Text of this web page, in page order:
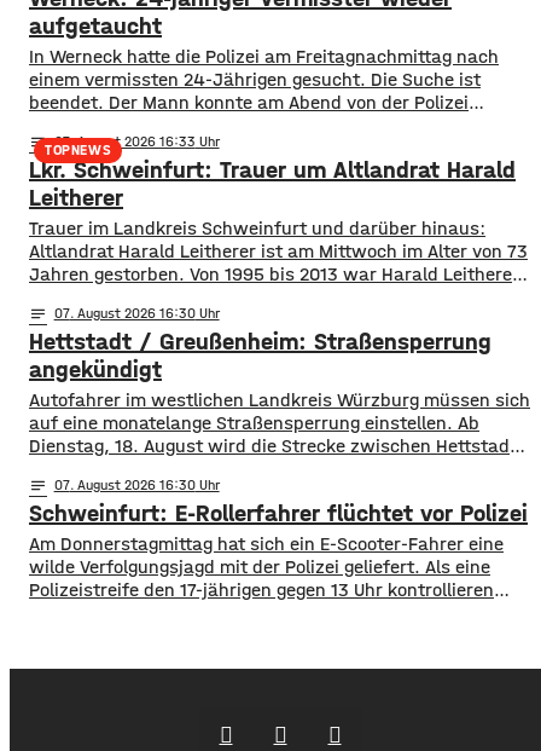
aufgetaucht
In Werneck hatte die Polizei am Freitagnachmittag nach
einem vermissten 24-Jährigen gesucht. Die Suche ist
beendet. Der Mann konnte am Abend von der Polizei
gesorgt, da auch ein Polizeihubschrauber die Gegend rund
um Werneck abgesucht hatte.
TOPNEWS
notes 07. August 2026 16:33
Lkr. Schweinfurt: Trauer um Altlandrat Harald
Leitherer
Trauer im Landkreis Schweinfurt und darüber hinaus:
Altlandrat Harald Leitherer ist am Mittwoch im Alter von 73
Jahren gestorben. Von 1995 bis 2013 war Harald Leitherer
wurde das Kreisstraßennetz ausgebaut, aber auch ein
flächendeckendes Radwegenetz mit einer Länge von über
1.000 Kilometern geschaffen. Außerdem führte der
notes 07. August 2026 16:30
Hettstadt / Greußenheim: Straßensperrung
angekündigt
Autofahrer im westlichen Landkreis Würzburg müssen sich
auf eine monatelange Straßensperrung einstellen. Ab
Dienstag, 18. August wird die Strecke zwischen Hettstadt
Staatliche Bauamt an. Die Fahrbahn muss erneuert
werden, sie weist Verdrückungen, Abbrüche, Risse und
gebrochene Fahrbahnränder auf. Auch die Entwässerung
muss erneuert werden. Die Arbeiten seien unter
notes 07. August 2026 16:30
Schweinfurt: E-Rollerfahrer flüchtet vor Polizei
Am Donnerstagmittag hat sich ein E-Scooter-Fahrer eine
wilde Verfolgungsjagd mit der Polizei geliefert. Als eine
Polizeistreife den 17-jährigen gegen 13 Uhr kontrollieren